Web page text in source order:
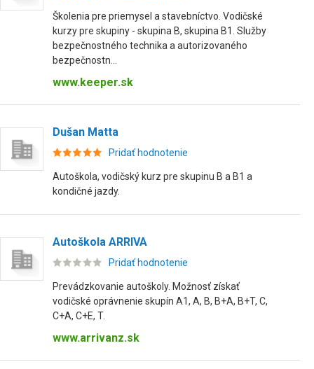
Školenia pre priemysel a stavebníctvo. Vodičské
kurzy pre skupiny - skupina B, skupina B1. Služby
bezpečnostného technika a autorizovaného
bezpečnostn...
www.keeper.sk
Dušan Matta
Pridať hodnotenie
Autoškola, vodičský kurz pre skupinu B a B1 a
kondičné jazdy.
Autoškola ARRIVA
Pridať hodnotenie
Prevádzkovanie autoškoly. Možnosť získať
vodičské oprávnenie skupín A1, A, B, B+A, B+T, C,
C+A, C+E, T.
www.arrivanz.sk